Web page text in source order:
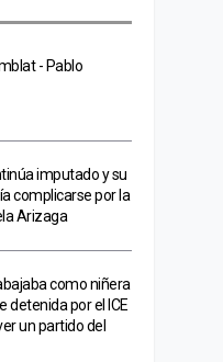
- Pablo
imputado y su
complicarse por la
Arizaga
como niñera
detenida por el ICE
un partido del